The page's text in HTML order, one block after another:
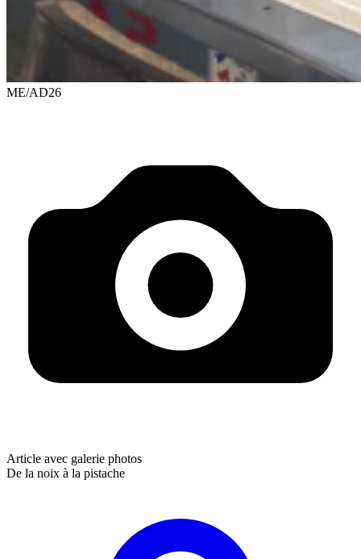
ME/AD26
Article avec galerie photos
De la noix à la pistache